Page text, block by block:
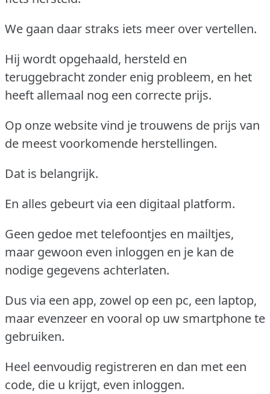
We gaan daar straks iets meer over vertellen.
Hij wordt opgehaald, hersteld en
teruggebracht zonder enig probleem, en het
heeft allemaal nog een correcte prijs.
Op onze website vind je trouwens de prijs van
de meest voorkomende herstellingen.
Dat is belangrijk.
En alles gebeurt via een digitaal platform.
Geen gedoe met telefoontjes en mailtjes,
maar gewoon even inloggen en je kan de
nodige gegevens achterlaten.
Dus via een app, zowel op een pc, een laptop,
maar evenzeer en vooral op uw smartphone te
gebruiken.
Heel eenvoudig registreren en dan met een
code, die u krijgt, even inloggen.